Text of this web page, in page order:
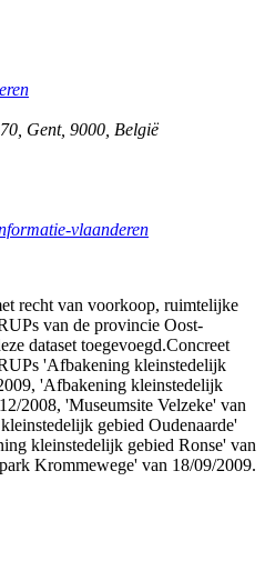
Gent, 9000 België
vlaanderen
recht van voorkoop, ruimtelijke
van de provincie Oost-
dataset toegevoegd.Concreet
'Afbakening kleinstedelijk
'Afbakening kleinstedelijk
2008, 'Museumsite Velzeke' van
gebied Oudenaarde'
kleinstedelijk gebied Ronse' van
Krommewege' van 18/09/2009.